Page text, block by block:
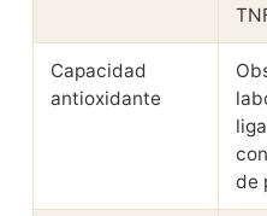
Capacidad
antioxidante
de